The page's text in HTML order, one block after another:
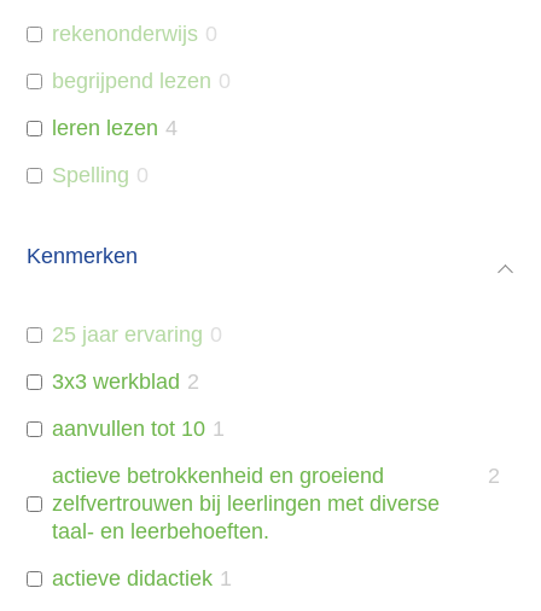
rekenonderwijs 0
begrijpend lezen 0
leren lezen 4
Spelling 0
Kenmerken
25 jaar ervaring 0
3x3 werkblad 2
aanvullen tot 10 1
actieve betrokkenheid en groeiend
zelfvertrouwen bij leerlingen met diverse
taal- en leerbehoeften.
2
actieve didactiek 1